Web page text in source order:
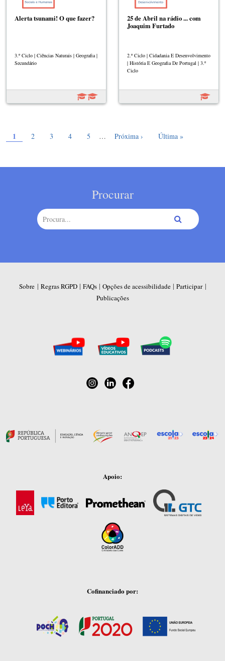
Alerta tsunami! O que fazer?
3.º Ciclo | Ciências Naturais | Geografia |
Secundário
25 de Abril na rádio ... com
Joaquim Furtado
2.º Ciclo | Cidadania E Desenvolvimento
| História E Geografia De Portugal | 3.º
Ciclo
1 Page
2 Page
3 Page
4 Page
5 … Próxima página
Próxima › Última página
Última »
Procurar
Sobre | Regras RGPD| FAQs| Opções de acessibilidade| Participar|
Publicações
Apoio:
Cofinanciado por: